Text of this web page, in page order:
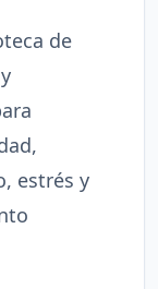
de
estrés y